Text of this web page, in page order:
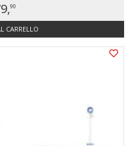
90
CARRELLO